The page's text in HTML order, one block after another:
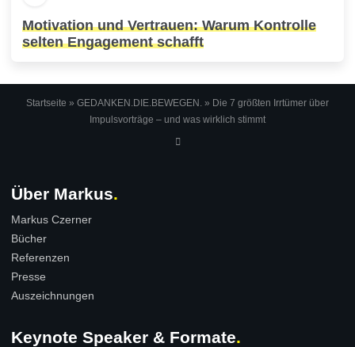
Motivation und Vertrauen: Warum Kontrolle
selten Engagement schafft
Startseite » GEDANKEN.DIE.BEWEGEN. » Die 7 größten Irrtümer über
Impulsvorträge – und was wirklich stimmt
Über Markus
Markus Czerner
Bücher
Referenzen
Presse
Auszeichnungen
Keynote Speaker & Formate